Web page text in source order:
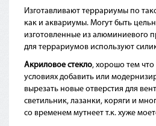
Изготавливают террариумы по
как и аквариумы. Могут быть
изготовленные из алюминиевого
для террариумов используют
Акриловое стекло, хорошо тем
условиях добавить или
вырезать новые отверстия для
светильник, лазанки, коряги и
со временем мутнеет т.к. хуже